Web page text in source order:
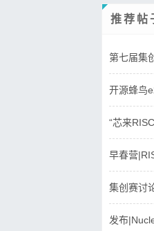
推荐帖
第七届集
开源蜂鸟
“芯来
早春营
集创赛讨
发布